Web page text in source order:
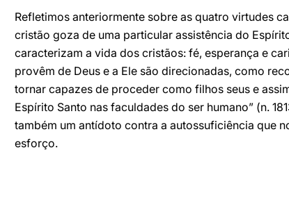
Refletimos anteriormente sobre as quatro virtudes
cristão goza de uma particular assistência do
caracterizam a vida dos cristãos: fé, esperança e
provêm de Deus e a Ele são direcionadas, como
tornar capazes de proceder como filhos seus e
Espírito Santo nas faculdades do ser humano” (n.
também um antídoto contra a autossuficiência que
esforço.